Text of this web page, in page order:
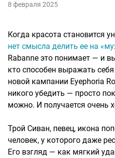
8 февраля 2025
Когда красота становится
нет смысла делить ее на
Rabanne это понимает — и
кто способен выражать
новой кампании Eyephoria
никого убедить — просто
можно. И получается очень
Трой Сиван, певец, икона
человек, у которого даже
Его взгляд — как мягкий